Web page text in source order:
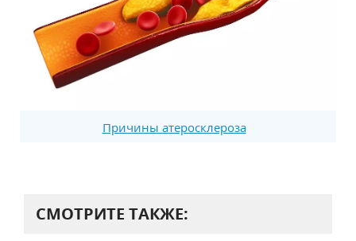
Причины атеросклероза
СМОТРИТЕ ТАКЖЕ: